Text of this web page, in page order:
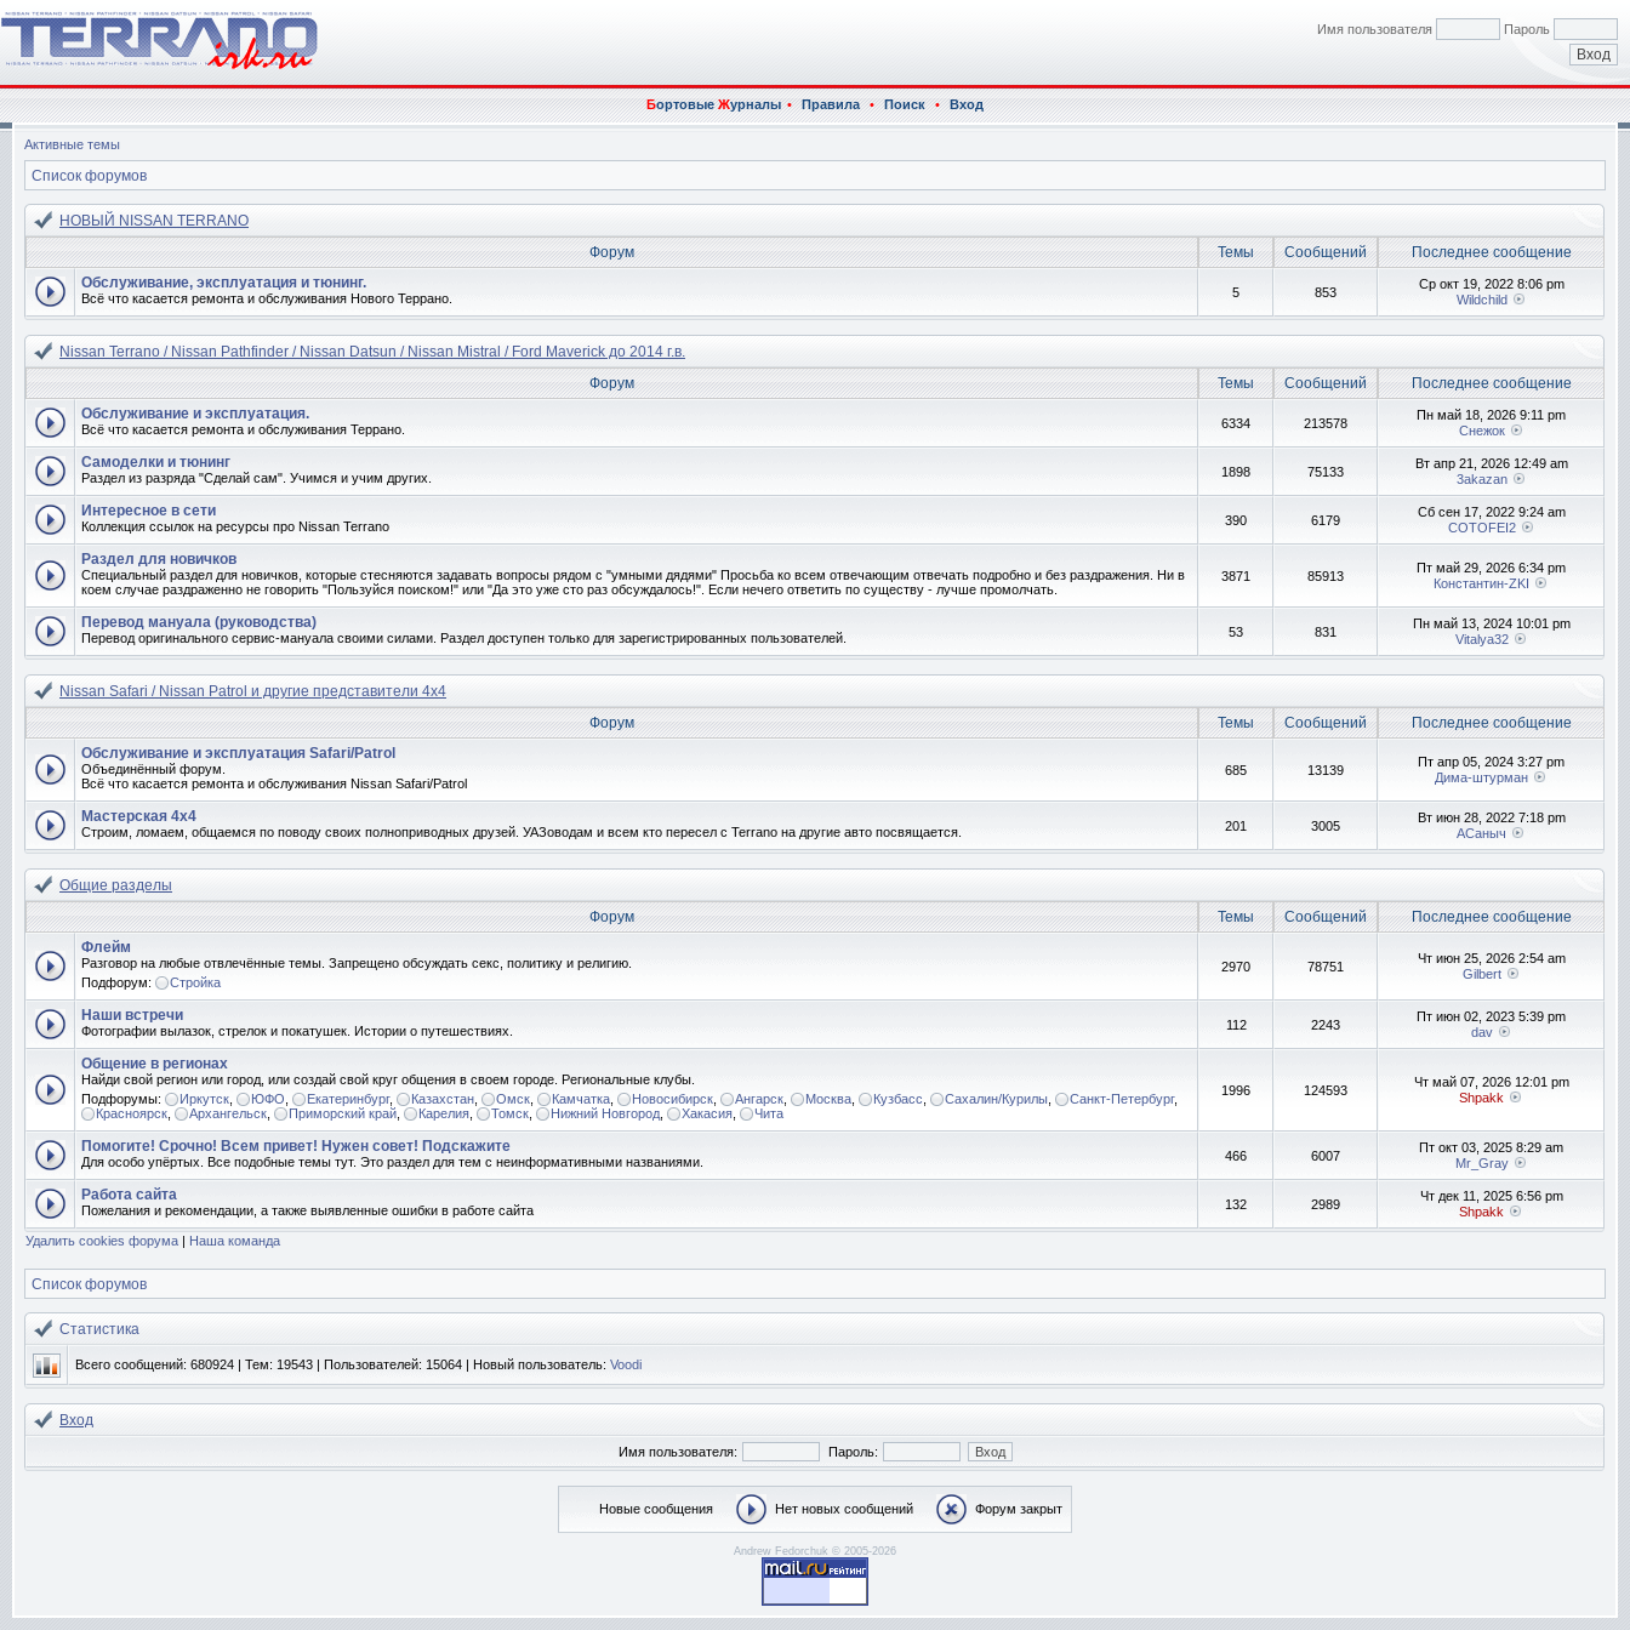
Имя пользователя Пароль
БортовыеЖурналы • Правила • Поиск • Вход
Активные темы
Список форумов
НОВЫЙ NISSAN TERRANO
Форум
Темы Сообщений
Последнее сообщение
Обслуживание, эксплуатация и тюнинг.
Всё что касается ремонта и обслуживания Нового Террано. 5 853
Ср окт 19, 2022 8:06 pm
Wildchild
Nissan Terrano / Nissan Pathfinder / Nissan Datsun / Nissan Mistral / Ford Maverick до 2014 г.в.
Форум
Темы Сообщений
Последнее сообщение
Обслуживание и эксплуатация.
Всё что касается ремонта и обслуживания Террано. 6334 213578
Пн май 18, 2026 9:11 pm
Снежок
Самоделки и тюнинг
Раздел из разряда "Сделай сам". Учимся и учим других. 1898 75133
Вт апр 21, 2026 12:49 am
3akazan
Интересное в сети
Коллекция ссылок на ресурсы про Nissan Terrano 390 6179
Сб сен 17, 2022 9:24 am
COTOFEI2
Раздел для новичков
Специальный раздел для новичков, которые стесняются задавать вопросы рядом с "умными дядями" Просьба ко всем отвечающим отвечать подробно и без раздражения. Ни в
коем случае раздраженно не говорить "Пользуйся поиском!" или "Да это уже сто раз обсуждалось!". Если нечего ответить по существу - лучше промолчать.
3871 85913
Пт май 29, 2026 6:34 pm
Константин-ZKI
Перевод мануала (руководства)
Перевод оригинального сервис-мануала своими силами. Раздел доступен только для зарегистрированных пользователей. 53 831
Пн май 13, 2024 10:01 pm
Vitalya32
Nissan Safari / Nissan Patrol и другие представители 4x4
Форум
Темы Сообщений
Последнее сообщение
Обслуживание и эксплуатация Safari/Patrol
Объединённый форум.
Всё что касается ремонта и обслуживания Nissan Safari/Patrol
685 13139
Пт апр 05, 2024 3:27 pm
Дима-штурман
Мастерская 4x4
Строим, ломаем, общаемся по поводу своих полноприводных друзей. УАЗоводам и всем кто пересел с Terrano на другие авто посвящается. 201 3005
Вт июн 28, 2022 7:18 pm
АСаныч
Общие разделы
Форум
Темы Сообщений
Последнее сообщение
Флейм
Разговор на любые отвлечённые темы. Запрещено обсуждать секс, политику и религию.
Подфорум:
Стройка
2970 78751
Чт июн 25, 2026 2:54 am
Gilbert
Наши встречи
Фотографии вылазок, стрелок и покатушек. Истории о путешествиях. 112 2243
Пт июн 02, 2023 5:39 pm
dav
Общение в регионах
Найди свой регион или город, или создай свой круг общения в своем городе. Региональные клубы.
Подфорумы:
Иркутск ЮФО Екатеринбург, Казахстан Омск Камчатка Новосибирск Ангарск Москва Кузбасс Сахалин/Курилы Санкт-Петербург,
Красноярск
Архангельск Приморский край Карелия Томск Нижний Новгород Хакасия Чита
1996 124593
Чт май 07, 2026 12:01 pm
Shpakk
Помогите! Срочно! Всем привет! Нужен совет! Подскажите
Для особо упёртых. Все подобные темы тут. Это раздел для тем с неинформативными названиями. 466 6007
Пт окт 03, 2025 8:29 am
Mr_Gray
Работа сайта
Пожелания и рекомендации, а также выявленные ошибки в работе сайта 132 2989
Чт дек 11, 2025 6:56 pm
Shpakk
Удалить cookies форума | Наша команда
Список форумов
Статистика
Всего сообщений: 680924 | Тем: 19543 | Пользователей: 15064 | Новый пользователь: Voodi
Вход
Имя пользователя: Пароль:
Новые сообщения Нет новых сообщений Форум закрыт
Andrew Fedorchuk © 2005-2026